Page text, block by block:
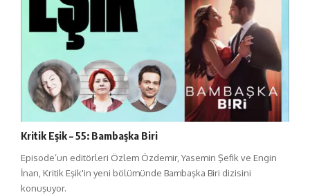
Kritik Eşik – 55: Bambaşka Biri
Episode’un editörleri Özlem Özdemir, Yasemin Şefik ve Engin
İnan, Kritik Eşik'in yeni bölümünde Bambaşka Biri dizisini
konuşuyor.